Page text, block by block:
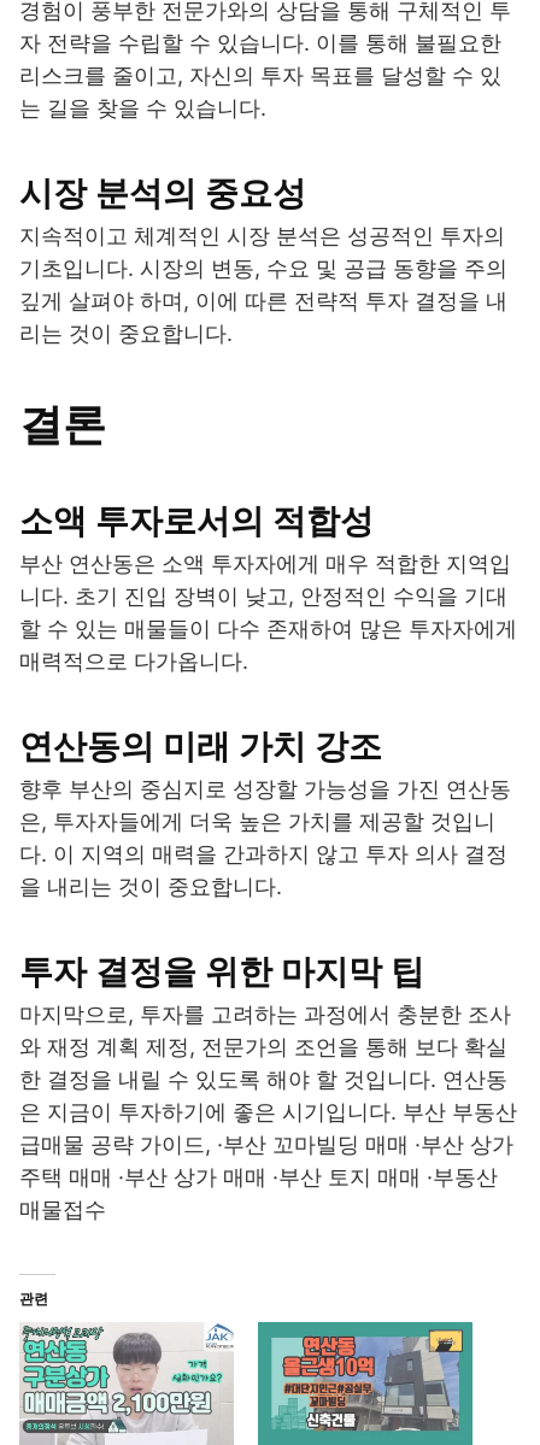
경험이 풍부한 전문가와의 상담을 통해 구체적인 투
자 전략을 수립할 수 있습니다. 이를 통해 불필요한
리스크를 줄이고, 자신의 투자 목표를 달성할 수 있
는 길을 찾을 수 있습니다.
시장 분석의 중요성
지속적이고 체계적인 시장 분석은 성공적인 투자의
기초입니다. 시장의 변동, 수요 및 공급 동향을 주의
깊게 살펴야 하며, 이에 따른 전략적 투자 결정을 내
리는 것이 중요합니다.
결론
소액 투자로서의 적합성
부산 연산동은 소액 투자자에게 매우 적합한 지역입
니다. 초기 진입 장벽이 낮고, 안정적인 수익을 기대
할 수 있는 매물들이 다수 존재하여 많은 투자자에게
매력적으로 다가옵니다.
연산동의 미래 가치 강조
향후 부산의 중심지로 성장할 가능성을 가진 연산동
은, 투자자들에게 더욱 높은 가치를 제공할 것입니
다. 이 지역의 매력을 간과하지 않고 투자 의사 결정
을 내리는 것이 중요합니다.
투자 결정을 위한 마지막 팁
마지막으로, 투자를 고려하는 과정에서 충분한 조사
와 재정 계획 제정, 전문가의 조언을 통해 보다 확실
한 결정을 내릴 수 있도록 해야 할 것입니다. 연산동
은 지금이 투자하기에 좋은 시기입니다. 부산 부동산
급매물 공략 가이드, ·부산 꼬마빌딩 매매 ·부산 상가
주택 매매 ·부산 상가 매매 ·부산 토지 매매 ·부동산
매물접수
관련